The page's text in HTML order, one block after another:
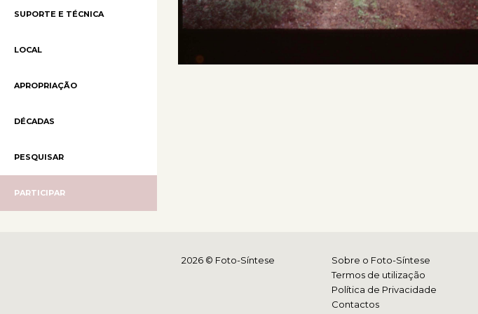
SUPORTE E TÉCNICA
LOCAL
APROPRIAÇÃO
DÉCADAS
PESQUISAR
PARTICIPAR
Sobre o Foto-Síntese
Termos de utilização
Política de Privacidade
Contactos
2026 © Foto-Síntese